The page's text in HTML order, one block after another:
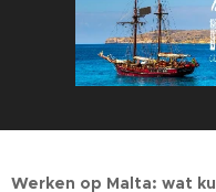
Werken op Malta: wat